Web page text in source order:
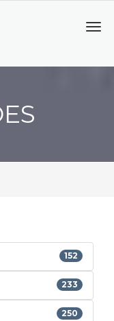
152
233
250